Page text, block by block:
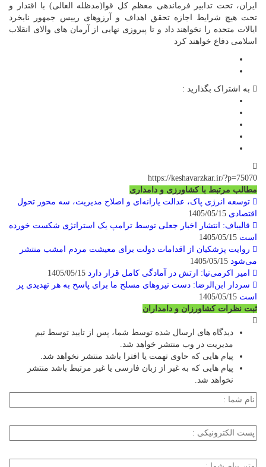
ایران، تحت تدابیر فرماندهی معظم کل قوا(مدظله العالی) با اقتدار و
تحت هیچ شرایط اجازه تحقق اهداف و آرزوهای رییس جمهور نابخرد
ایالات متحده را نخواهند داد و تا پیروزی نهایی از آرمان های والای انقلاب
اسلامی دفاع خواهند کرد
به اشتراک بگذارید :
https://keshavarzkar.ir/?p=75070
مطالب مرتبط با کشاورزی و دامداری
توسعه انرژی پاک، عدالت یارانه‌ای و اصلاح مدیریت، سه محور تحول
اقتصادی
قالیباف: انتشار اخبار جعلی توسط ترامپ یک استراتژی شکست خورده
است
روایت پزشکیان از اقدامات دولت برای معیشت مردم امشب منتشر
می‌شود
امیر اکرمی‌نیا: ارتش در آمادگی کامل قرار دارد
سردار ابن‌الرضا: دست نیروهای مسلح ما برای پاسخ به هر تهدیدی پر
است
ثبت نظرات کشاورزان و دامداران
دیدگاه های ارسال شده توسط شما، پس از تایید توسط تیم
مدیریت در وب منتشر خواهد شد.
پیام هایی که حاوی تهمت یا افترا باشد منتشر نخواهد شد.
پیام هایی که به غیر از زبان فارسی یا غیر مرتبط باشد منتشر
نخواهد شد.